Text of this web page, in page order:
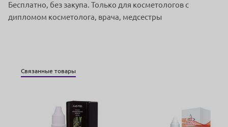
Бесплатно, без закупа. Только для косметологов с
дипломом косметолога, врача, медсестры
Связанные товары